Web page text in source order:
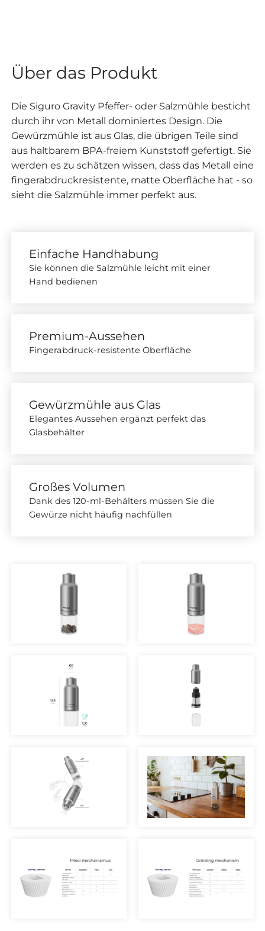
Über das Produkt
Die Siguro Gravity Pfeffer- oder Salzmühle besticht
durch ihr von Metall dominiertes Design. Die
Gewürzmühle ist aus Glas, die übrigen Teile sind
aus haltbarem BPA-freiem Kunststoff gefertigt. Sie
werden es zu schätzen wissen, dass das Metall eine
fingerabdruckresistente, matte Oberfläche hat - so
sieht die Salzmühle immer perfekt aus.
Einfache Handhabung
Sie können die Salzmühle leicht mit einer
Hand bedienen
Premium-Aussehen
Fingerabdruck-resistente Oberfläche
Gewürzmühle aus Glas
Elegantes Aussehen ergänzt perfekt das
Glasbehälter
Großes Volumen
Dank des 120-ml-Behälters müssen Sie die
Gewürze nicht häufig nachfüllen